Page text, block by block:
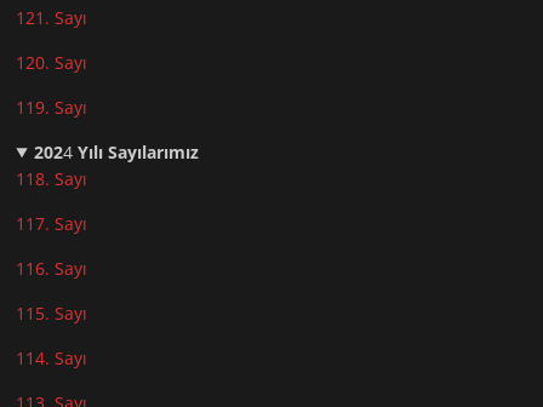
121. Sayı
120. Sayı
119. Sayı
2024Yılı Sayılarımız
118. Sayı
117. Sayı
116. Sayı
115. Sayı
114. Sayı